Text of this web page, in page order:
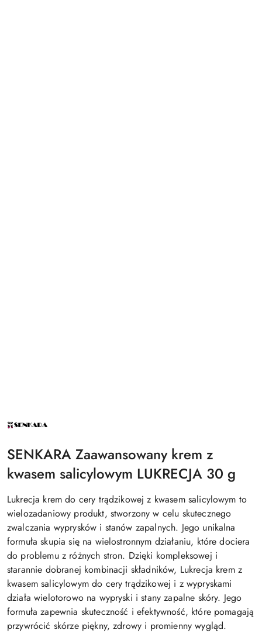
NAZWA
PRODUCENTA:
SENKARA Zaawansowany krem z
kwasem salicylowym LUKRECJA 30 g
Lukrecja krem do cery trądzikowej z kwasem salicylowym to
wielozadaniowy produkt, stworzony w celu skutecznego
zwalczania wyprysków i stanów zapalnych. Jego unikalna
formuła skupia się na wielostronnym działaniu, które dociera
do problemu z różnych stron. Dzięki kompleksowej i
starannie dobranej kombinacji składników, Lukrecja krem z
kwasem salicylowym do cery trądzikowej i z wypryskami
działa wielotorowo na wypryski i stany zapalne skóry. Jego
formuła zapewnia skuteczność i efektywność, które pomagają
przywrócić skórze piękny, zdrowy i promienny wygląd.